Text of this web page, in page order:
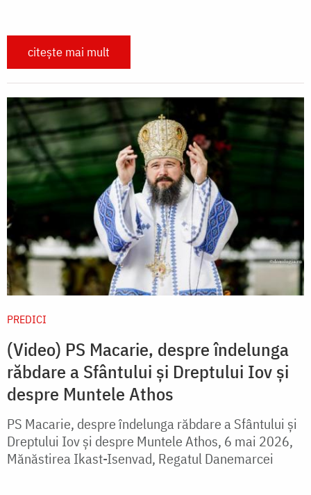
citește mai mult
PREDICI
(Video) PS Macarie, despre îndelunga
răbdare a Sfântului și Dreptului Iov și
despre Muntele Athos
PS Macarie, despre îndelunga răbdare a Sfântului și
Dreptului Iov și despre Muntele Athos, 6 mai 2026,
Mănăstirea Ikast-Isenvad, Regatul Danemarcei